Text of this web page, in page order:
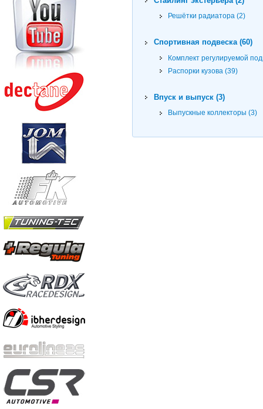
Решётки радиатора (2)
Спортивная подвеска (60)
Комплект регулируемой
Распорки кузова (39)
Впуск и выпуск (3)
Выпускные коллекторы (3)